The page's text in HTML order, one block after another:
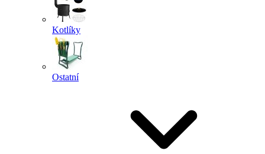
Kotlíky
Ostatní